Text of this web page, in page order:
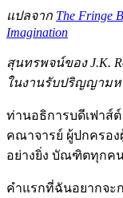
แปลจาก The Fringe
Imagination
สุนทรพจน์ของ J.K.
ในงานรับปริญญามห
ท่านอธิการบดีเฟาส์
คณาจารย์ ผู้ปกครอง
อย่างยิ่ง บัณฑิตทุกค
คำแรกที่ฉันอยากจะ